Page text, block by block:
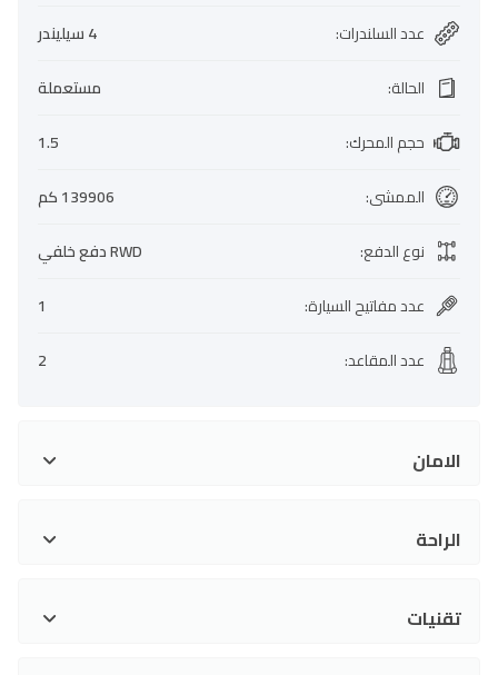
عدد السلندرات:
4 سيليندر
الحالة:
مستعملة
حجم المحرك:
1.5
الممشى:
139906 كم
نوع الدفع:
RWD دفع خلفي
عدد مفاتيح السيارة:
1
عدد المقاعد:
2
الامان
الراحة
تقنيات